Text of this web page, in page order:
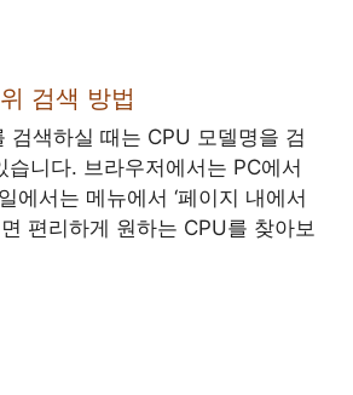
검색 방법
검색하실 때는 CPU 모델명을 검
습니다. 브라우저에서는 PC에서
에서는 메뉴에서 ‘페이지 내에서
편리하게 원하는 CPU를 찾아보